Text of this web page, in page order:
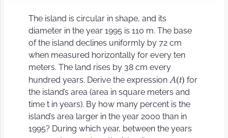
The island is circular in shape, and its
diameter in the year 1995 is 110 m. The base
of the island declines uniformly by 72 cm
when measured horizontally for every ten
meters. The land rises by 38 cm every
hundred years. Derive the expression 𝐴(𝑡) for
the island’s area (area in square meters and
time t in years). By how many percent is the
island’s area larger in the year 2000 than in
1995? During which year, between the years